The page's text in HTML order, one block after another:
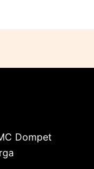
Dompet